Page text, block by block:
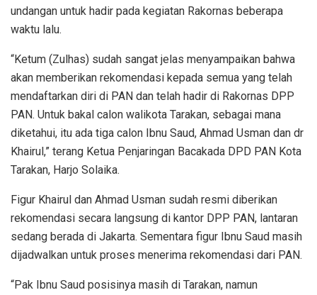
undangan untuk hadir pada kegiatan Rakornas beberapa
waktu lalu.
“Ketum (Zulhas) sudah sangat jelas menyampaikan bahwa
akan memberikan rekomendasi kepada semua yang telah
mendaftarkan diri di PAN dan telah hadir di Rakornas DPP
PAN. Untuk bakal calon walikota Tarakan, sebagai mana
diketahui, itu ada tiga calon Ibnu Saud, Ahmad Usman dan dr
Khairul,” terang Ketua Penjaringan Bacakada DPD PAN Kota
Tarakan, Harjo Solaika.
Figur Khairul dan Ahmad Usman sudah resmi diberikan
rekomendasi secara langsung di kantor DPP PAN, lantaran
sedang berada di Jakarta. Sementara figur Ibnu Saud masih
dijadwalkan untuk proses menerima rekomendasi dari PAN.
“Pak Ibnu Saud posisinya masih di Tarakan, namun